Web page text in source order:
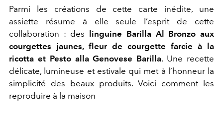
Parmi les créations de cette carte inédite, une
assiette résume à elle seule l’esprit de cette
collaboration : des linguine Barilla Al Bronzo aux
courgettes jaunes, fleur de courgette farcie à la
ricotta et Pesto alla Genovese Barilla. Une recette
délicate, lumineuse et estivale qui met à l’honneur la
simplicité des beaux produits. Voici comment les
reproduire à la maison